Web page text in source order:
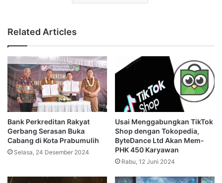
Related Articles
Bank Perkreditan Rakyat
Gerbang Serasan Buka
Cabang di Kota Prabumulih
Selasa, 24 Desember 2024
Usai Menggabungkan TikTok
Shop dengan Tokopedia,
ByteDance Ltd Akan Mem-
PHK 450 Karyawan
Rabu, 12 Juni 2024